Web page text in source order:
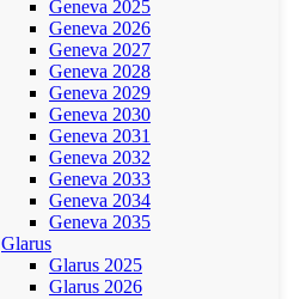
Geneva 2025
Geneva 2026
Geneva 2027
Geneva 2028
Geneva 2029
Geneva 2030
Geneva 2031
Geneva 2032
Geneva 2033
Geneva 2034
Geneva 2035
Glarus
Glarus 2025
Glarus 2026